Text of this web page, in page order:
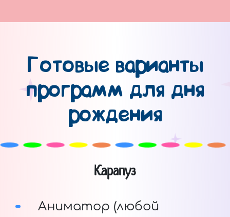
Готовые варианты
программ для дня
рождения
Карапуз
Аниматор (любой